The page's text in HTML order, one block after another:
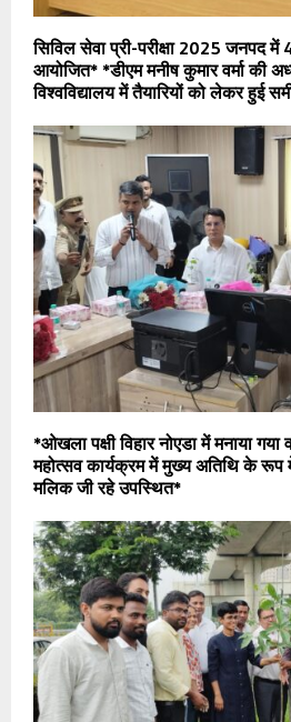
सिविल सेवा प्री-परीक्षा 2025 जनपद में
आयोजित* *डीएम मनीष कुमार वर्मा की
विश्वविद्यालय में तैयारियों को लेकर हुई
*ओखला पक्षी विहार नोएडा में मनाया
महोत्सव कार्यक्रम में मुख्य अतिथि के रूप
मलिक जी रहे उपस्थित*